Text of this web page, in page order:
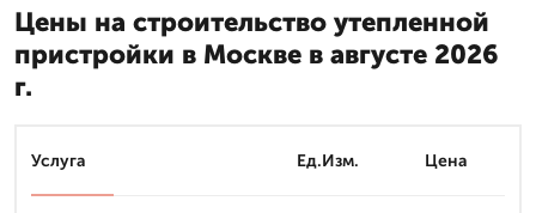
Цены на строительство утепленной
пристройки в Москве в августе 2026
г.
Услуга Ед.Изм. Цена